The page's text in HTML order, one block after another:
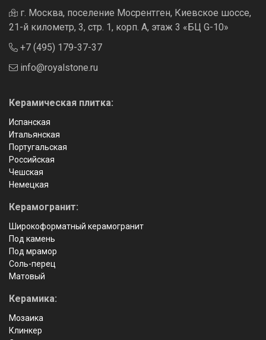
г. Москва, поселение Мосрентген, Киевское шоссе,
21-й километр, 3, стр. 1, корп. А, этаж 3 «БЦ G-10»
+7 (495) 179-37-37
info@royalstone.ru
Керамическая плитка:
Испанская
Итальянская
Португальская
Российская
Чешская
Немецкая
Керамогранит:
Широкоформатный керамогранит
Под камень
Под мрамор
Соль-перец
Матовый
Керамика:
Мозаика
Клинкер